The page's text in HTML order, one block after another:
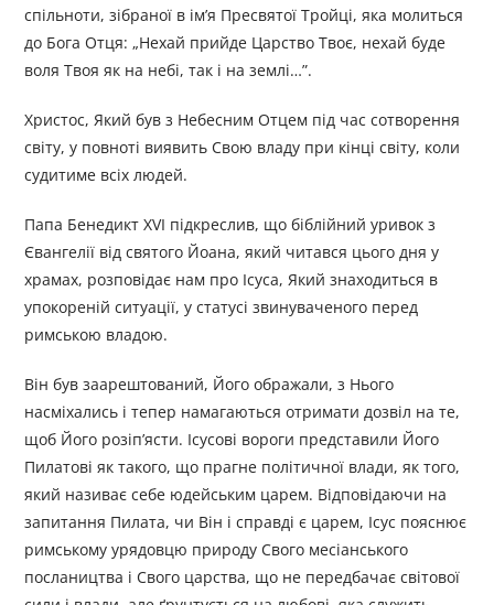
спільноти, зібраної в ім’я Пресвятої Тройці, яка молиться
до Бога Отця: „Нехай прийде Царство Твоє, нехай буде
воля Твоя як на небі, так і на землі…”.
Христос, Який був з Небесним Отцем під час сотворення
світу, у повноті виявить Свою владу при кінці світу, коли
судитиме всіх людей.
Папа Бенедикт ХVІ підкреслив, що біблійний уривок з
Євангелії від святого Йоана, який читався цього дня у
храмах, розповідає нам про Ісуса, Який знаходиться в
упокореній ситуації, у статусі звинуваченого перед
римською владою.
Він був заарештований, Його ображали, з Нього
насміхались і тепер намагаються отримати дозвіл на те,
щоб Його розіп’ясти. Ісусові вороги представили Його
Пилатові як такого, що прагне політичної влади, як того,
який називає себе юдейським царем. Відповідаючи на
запитання Пилата, чи Він і справді є царем, Ісус пояснює
римському урядовцю природу Свого месіанського
послаництва і Свого царства, що не передбачає світової